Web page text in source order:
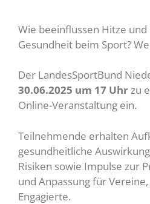
Wie beeinflussen Hitze
Gesundheit beim Sport?
Der LandesSportBund
30.06.2025 um 17 Uhrzu
Online-Veranstaltung ein.
Teilnehmende erhalten
gesundheitliche
Risiken sowie Impulse zur
und Anpassung für
Engagierte.